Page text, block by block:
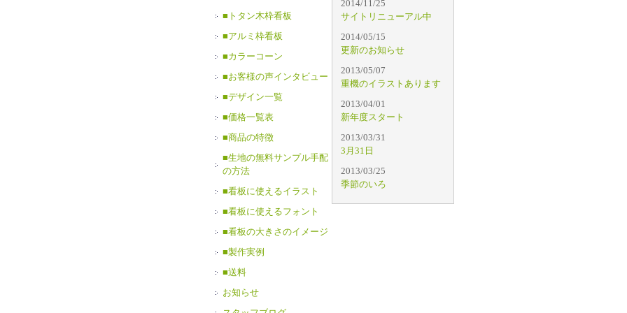
■トタン木枠看板
■アルミ枠看板
■カラーコーン
■お客様の声インタビュー
■デザイン一覧
■価格一覧表
■商品の特徴
■生地の無料サンプル手配
の方法
■看板に使えるイラスト
■看板に使えるフォント
■看板の大きさのイメージ
■製作実例
■送料
お知らせ
2014/11/25
サイトリニューアル中
2014/05/15
更新のお知らせ
2013/05/07
重機のイラストあります
2013/04/01
新年度スタート
2013/03/31
3月31日
2013/03/25
季節のいろ